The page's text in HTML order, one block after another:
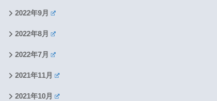
2022年9月
2022年8月
2022年7月
2021年11月
2021年10月